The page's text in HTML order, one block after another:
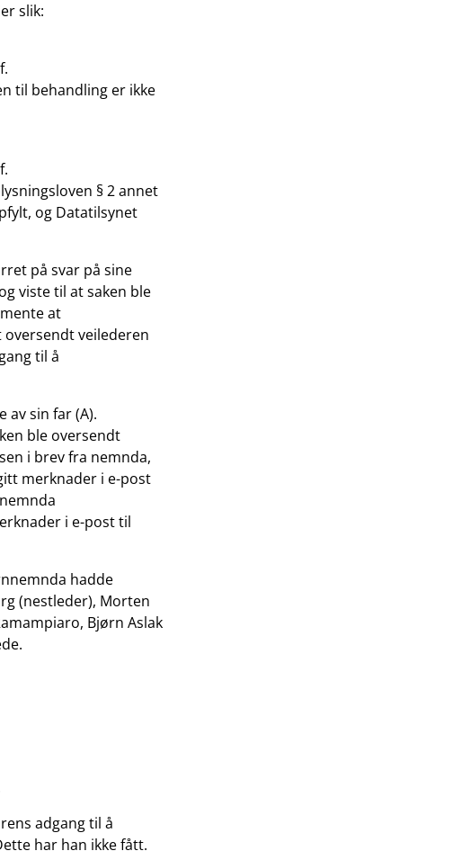
slik:
til behandling er ikke
§ 2 annet
og Datatilsynet
på svar på sine
viste til at saken ble
at
veilederen
til å
av sin far (A).
ble oversendt
i brev fra nemnda,
merknader i e-post
i e-post til
hadde
(nestleder), Morten
Bjørn Aslak
adgang til å
har han ikke fått.